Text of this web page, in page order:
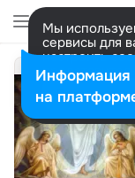
Мы
сервисы для
настроить
Разрешить
Информация
на